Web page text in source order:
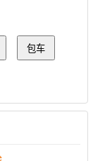
包车